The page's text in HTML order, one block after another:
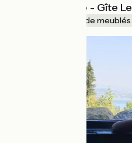
La Tranquilitude - Gîte
Gîtes et locations de meublés